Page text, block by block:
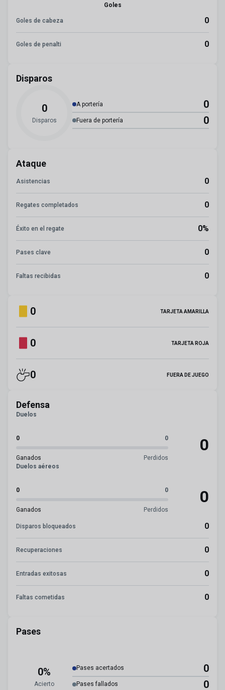
Goles
Goles de cabeza 0
Goles de penalti 0
Disparos
0
Disparos
A portería 0
Fuera de portería 0
Ataque
Asistencias 0
Regates completados 0
Éxito en el regate 0%
Pases clave 0
Faltas recibidas 0
0 TARJETA AMARILLA
0 TARJETA ROJA
0 FUERA DE JUEGO
Defensa
Duelos
0 0
Ganados Perdidos
0
Duelos aéreos
0 0
Ganados Perdidos
0
Disparos bloqueados 0
Recuperaciones 0
Entradas exitosas 0
Faltas cometidas 0
Pases
0%
Acierto
Pases acertados 0
Pases fallados 0